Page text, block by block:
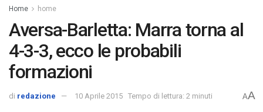
Home home
Aversa-Barletta: Marra torna al
4-3-3, ecco le probabili
formazioni
di redazione 10 Aprile 2015 Tempo di lettura: 2 minuti AA